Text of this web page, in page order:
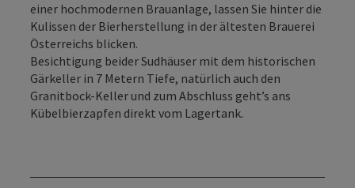
einer hochmodernen Brauanlage, lassen Sie hinter die
Kulissen der Bierherstellung in der ältesten Brauerei
Österreichs blicken.
Besichtigung beider Sudhäuser mit dem historischen
Gärkeller in 7 Metern Tiefe, natürlich auch den
Granitbock-Keller und zum Abschluss geht’s ans
Kübelbierzapfen direkt vom Lagertank.